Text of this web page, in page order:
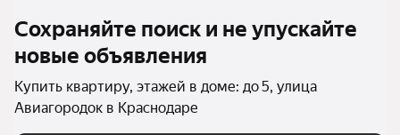
Сохраняйте поиск и не упускайте
новые объявления
Купить квартиру, этажей в доме: до 5, улица
Авиагородок в Краснодаре